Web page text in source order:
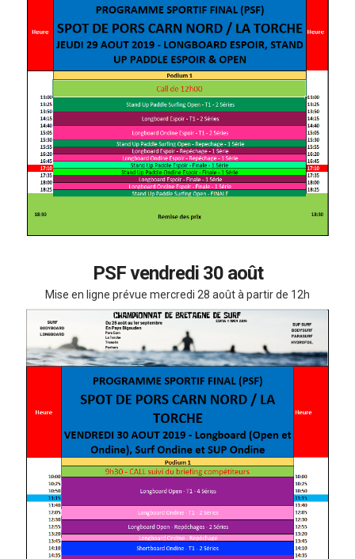
PSF vendredi 30 août
Mise en ligne prévue mercredi 28 août à partir de 12h